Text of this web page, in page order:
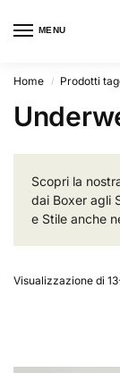
MENU
Home / Prodotti
Scopri la
dai Boxer agli
e Stile anche
Visualizzazione di